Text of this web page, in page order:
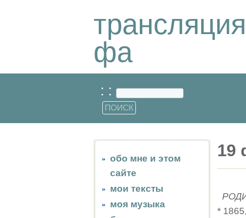
трансляция
фа
: :
обо мне и этом
сайте
мои тексты
моя музыка
19
* 1865,